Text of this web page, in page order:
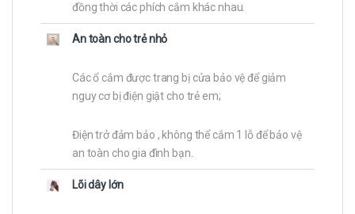
đồng thời các phích cắm khác nhau.
An toàn cho trẻ nhỏ
Các ổ cắm được trang bị cửa bảo vệ để giảm
nguy cơ bị điện giật cho trẻ em;
Điện trở đảm bảo , không thể cắm 1 lỗ để bảo vệ
an toàn cho gia đình bạn.
Lõi dây lớn